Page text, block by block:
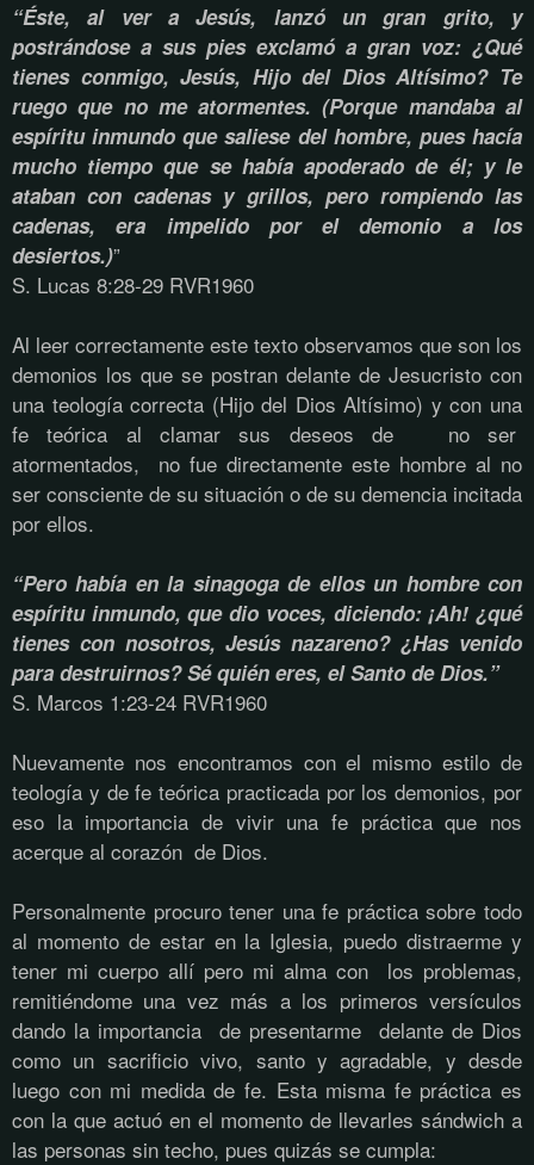
“Éste, al ver a Jesús, lanzó un gran grito, y
postrándose a sus pies exclamó a gran voz: ¿Qué
tienes conmigo, Jesús, Hijo del Dios Altísimo? Te
ruego que no me atormentes. (Porque mandaba al
espíritu inmundo que saliese del hombre, pues hacía
mucho tiempo que se había apoderado de él; y le
ataban con cadenas y grillos, pero rompiendo las
cadenas, era impelido por el demonio a los
desiertos.)”
S. Lucas 8:28-29 RVR1960
Al leer correctamente este texto observamos que son los
demonios los que se postran delante de Jesucristo con
una teología correcta (Hijo del Dios Altísimo) y con una
fe teórica al clamar sus deseos de no ser
atormentados, no fue directamente este hombre al no
ser consciente de su situación o de su demencia incitada
por ellos.
“Pero había en la sinagoga de ellos un hombre con
espíritu inmundo, que dio voces, diciendo: ¡Ah! ¿qué
tienes con nosotros, Jesús nazareno? ¿Has venido
para destruirnos? Sé quién eres, el Santo de Dios.”
S. Marcos 1:23-24 RVR1960
Nuevamente nos encontramos con el mismo estilo de
teología y de fe teórica practicada por los demonios, por
eso la importancia de vivir una fe práctica que nos
acerque al corazón de Dios.
Personalmente procuro tener una fe práctica sobre todo
al momento de estar en la Iglesia, puedo distraerme y
tener mi cuerpo allí pero mi alma con los problemas,
remitiéndome una vez más a los primeros versículos
dando la importancia de presentarme delante de Dios
como un sacrificio vivo, santo y agradable, y desde
luego con mi medida de fe. Esta misma fe práctica es
con la que actuó en el momento de llevarles sándwich a
las personas sin techo, pues quizás se cumpla: